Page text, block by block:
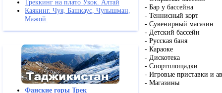
Треккинг на плато Укок. Алтай
Каякинг. Чуя, Башкаус, Чулышман,
Мажой.
Фанские горы Трек
- Бар у бассейна
- Теннисный корт
- Сувенирный магазин
- Детский бассейн
- Русская баня
- Караоке
- Дискотека
- Спортплощадки
- Игровые приставки и
- Магазины